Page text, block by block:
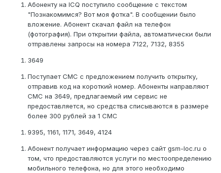
Абоненту на ICQ поступило сообщение с текстом
"Познакомимся? Вот моя фотка". В сообщении было
вложение. Абонент скачал файл на телефон
(фотография). При открытии файла, автоматически были
отправлены запросы на номера 7122, 7132, 8355
3649
Поступает СМС с предложением получить открытку,
отправив код на короткий номер. Абоненты направляют
СМС на 3649, предлагаемый им сервис не
предоставляется, но средства списываются в размере
более 300 рублей за 1 СМС
9395, 1161, 1171, 3649, 4124
Абонент получает информацию через сайт gsm-loc.ru о
том, что предоставляются услуги по местоопределению
мобильного телефона, но для этого необходимо